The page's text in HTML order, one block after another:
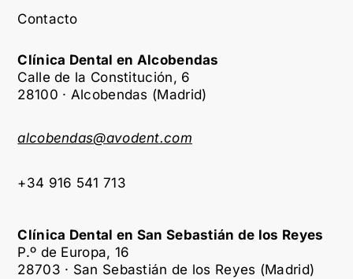
Contacto
Clínica Dental en Alcobendas
Calle de la Constitución, 6
28100 · Alcobendas (Madrid)
alcobendas@avodent.com
+34 916 541 713
Clínica Dental en San Sebastián de los Reyes
P.º de Europa, 16
28703 · San Sebastián de los Reyes (Madrid)